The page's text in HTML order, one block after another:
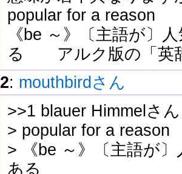
popular for a reason
《be ～》〔主語が〕
る アルク版の「英
2: mouthbirdさん
>>1 blauer Himmelさん
> popular for a reason
> 《be ～》〔主語が
ある